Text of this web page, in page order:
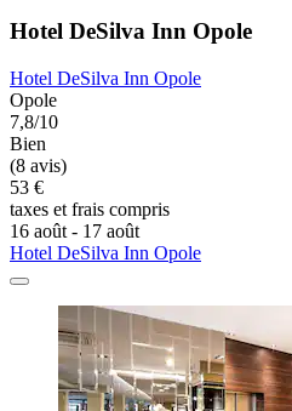
Hotel DeSilva Inn Opole
Hotel DeSilva Inn Opole
Opole
7,8/10
Bien
(8 avis)
53 €
taxes et frais compris
16 août - 17 août
Hotel DeSilva Inn Opole